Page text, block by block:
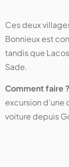
Ces deux
Bonnieux est
tandis que
Sade.
Comment faire ?
excursion
voiture depuis